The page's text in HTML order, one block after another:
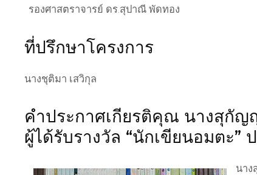
รองศาสตราจารย์ ดร.สุปาณี พัดทอง
ที่ปรึกษาโครงการ
นางชุติมา เสวิกุล
คำประกาศเกียรติคุณ นางสุกั
ผู้ได้รับรางวัล “นักเขียนอมตะ”
นาง